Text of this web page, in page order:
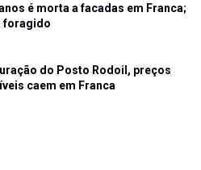
é morta a facadas em Franca;
foragido
do Posto Rodoil, preços
caem em Franca